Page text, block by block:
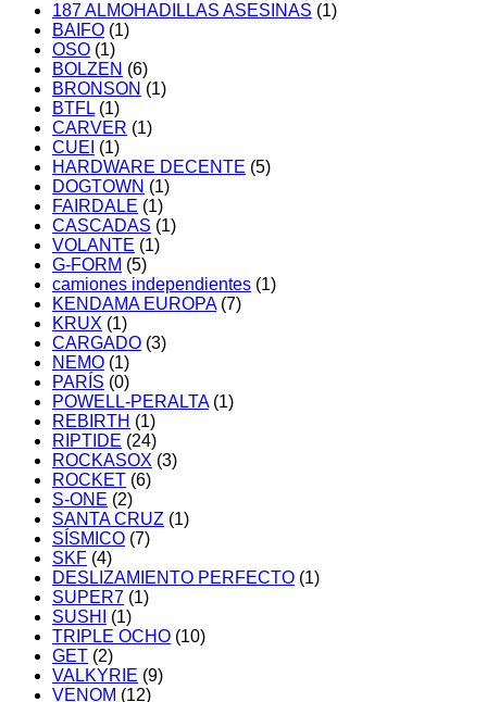
187 ALMOHADILLAS ASESINAS (1)
BAIFO (1)
OSO (1)
BOLZEN (6)
BRONSON (1)
BTFL (1)
CARVER (1)
CUEI (1)
HARDWARE DECENTE (5)
DOGTOWN (1)
FAIRDALE (1)
CASCADAS (1)
VOLANTE (1)
G-FORM (5)
camiones independientes (1)
KENDAMA EUROPA (7)
KRUX (1)
CARGADO (3)
NEMO (1)
PARÍS (0)
POWELL-PERALTA (1)
REBIRTH (1)
RIPTIDE (24)
ROCKASOX (3)
ROCKET (6)
S-ONE (2)
SANTA CRUZ (1)
SÍSMICO (7)
SKF (4)
DESLIZAMIENTO PERFECTO (1)
SUPER7 (1)
SUSHI
(1)
TRIPLE OCHO (10)
GET (2)
VALKYRIE (9)
VENOM (12)